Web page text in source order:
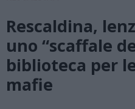
Rescaldina,
uno “scaffale
biblioteca per
mafie